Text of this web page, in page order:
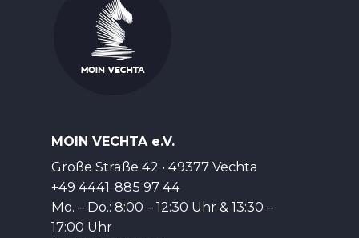
MOIN VECHTA e.V.
Große Straße 42 • 49377 Vechta
+49 4441-885 97 44
Mo. – Do.: 8:00 – 12:30 Uhr & 13:30 –
17:00 Uhr